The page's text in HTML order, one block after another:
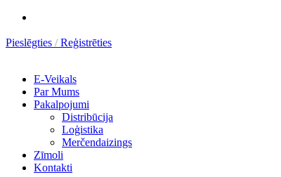
Pieslēgties Reģistrēties
E-Veikals
Par Mums
Pakalpojumi
Distribūcija
Loģistika
Merčendaizings
Zīmoli
Kontakti